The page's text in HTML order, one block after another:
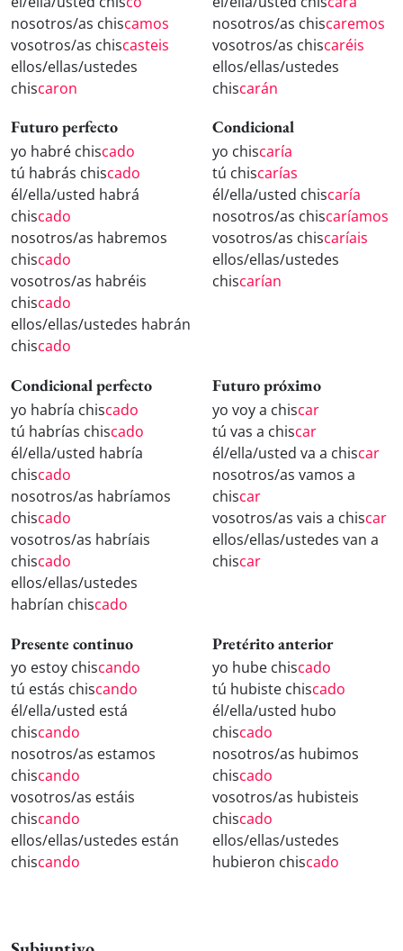
nosotros/as chiscamos
vosotros/as chiscasteis
ellos/ellas/ustedes
chiscaron
nosotros/as chiscaremos
vosotros/as chiscaréis
ellos/ellas/ustedes
chiscarán
Futuro perfecto
yo habré chiscado
tú habrás chiscado
él/ella/usted habrá
chiscado
nosotros/as habremos
chiscado
vosotros/as habréis
chiscado
ellos/ellas/ustedes habrán
chiscado
Condicional
yo chiscaría
tú chiscarías
él/ella/usted chiscaría
nosotros/as chiscaríamos
vosotros/as chiscaríais
ellos/ellas/ustedes
chiscarían
Condicional perfecto
yo habría chiscado
tú habrías chiscado
él/ella/usted habría
chiscado
nosotros/as habríamos
chiscado
vosotros/as habríais
chiscado
ellos/ellas/ustedes
habrían chiscado
Futuro próximo
yo voy a chiscar
tú vas a chiscar
él/ella/usted va a chiscar
nosotros/as vamos a
chiscar
vosotros/as vais a chiscar
ellos/ellas/ustedes van a
chiscar
Presente continuo
yo estoy chiscando
tú estás chiscando
él/ella/usted está
chiscando
nosotros/as estamos
chiscando
vosotros/as estáis
chiscando
ellos/ellas/ustedes están
chiscando
Pretérito anterior
yo hube chiscado
tú hubiste chiscado
él/ella/usted hubo
chiscado
nosotros/as hubimos
chiscado
vosotros/as hubisteis
chiscado
ellos/ellas/ustedes
hubieron chiscado